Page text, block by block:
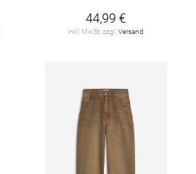
44,99 €
inkl. MwSt. zzgl. Versand